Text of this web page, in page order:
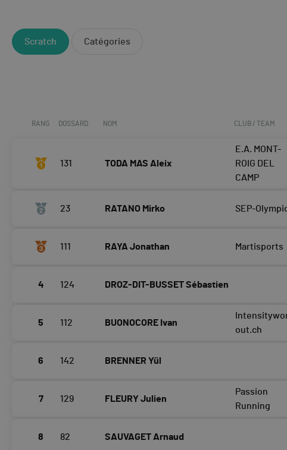
Scratch Catégories
RANG DOSSARD NOM CLUB / TEAM
131 TODA MAS Aleix
E.A. MONT-
ROIG DEL
CAMP
23 RATANO Mirko SEP-
111 RAYA Jonathan Martisports
4 124 DROZ-DIT-BUSSET Sébastien
5 112 BUONOCORE Ivan
out.ch
6 142 BRENNER Yül
7 129 FLEURY Julien
Passion
Running
8 82 SAUVAGET Arnaud